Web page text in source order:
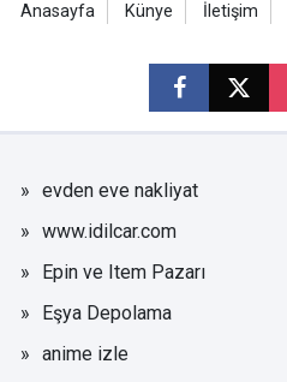
Anasayfa Künye İletişim
evden eve nakliyat
www.idilcar.com
Epin ve Item Pazarı
Eşya Depolama
anime izle